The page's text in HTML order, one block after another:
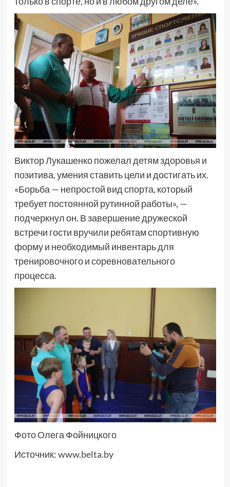
Виктор Лукашенко пожелал детям здоровья и
позитива, умения ставить цели и достигать их.
«Борьба — непростой вид спорта, который
требует постоянной рутинной работы», —
подчеркнул он. В завершение дружеской
встречи гости вручили ребятам спортивную
форму и необходимый инвентарь для
тренировочного и соревновательного
процесса.
Фото Олега Фойницкого
Источник:www.belta.by